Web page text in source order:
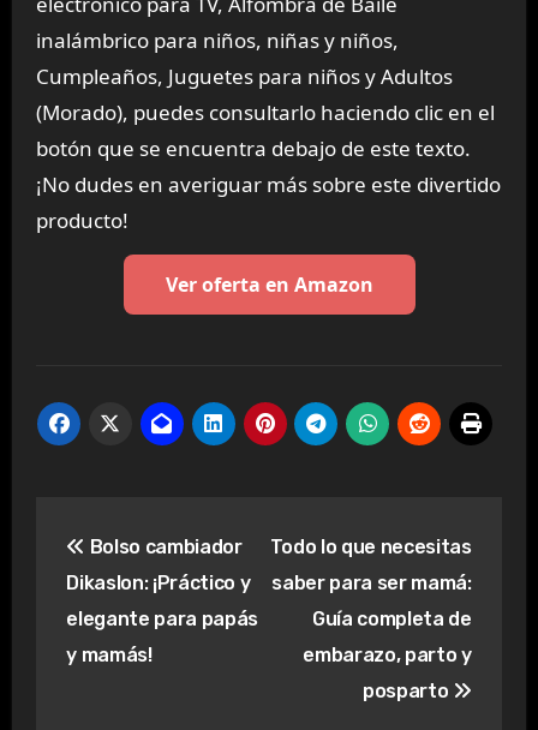
inalámbrico para niños, niñas y niños,
Cumpleaños, Juguetes para niños y Adultos
(Morado), puedes consultarlo haciendo clic en el
botón que se encuentra debajo de este texto.
¡No dudes en averiguar más sobre este divertido
producto!
Ver oferta en Amazon
de
entradas
Bolso cambiador
Dikaslon: ¡Práctico y
elegante para papás
y mamás!
Todo lo que necesitas
saber para ser mamá:
Guía completa de
embarazo, parto y
posparto